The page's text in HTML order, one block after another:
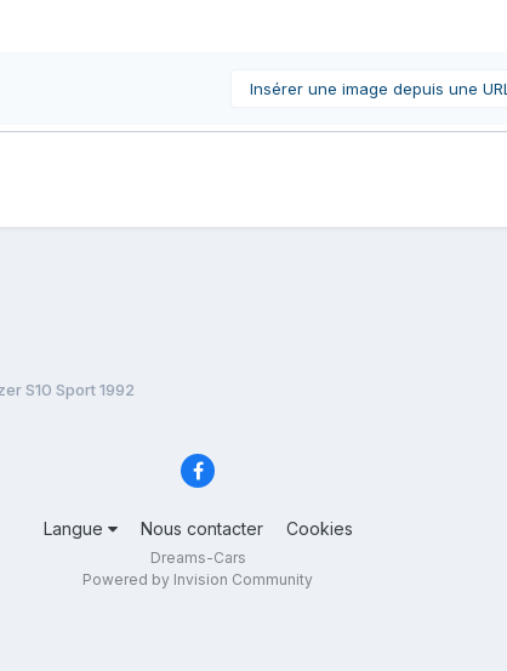
Insérer une image depuis une URL
S10 Sport 1992
Langue Nous contacter Cookies
Dreams-Cars
Powered by Invision Community